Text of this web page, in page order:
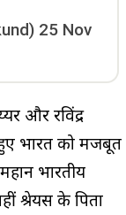
25 Nov
और रविंद्र
भारत को मजबूत
भारतीय
श्रेयस के पिता